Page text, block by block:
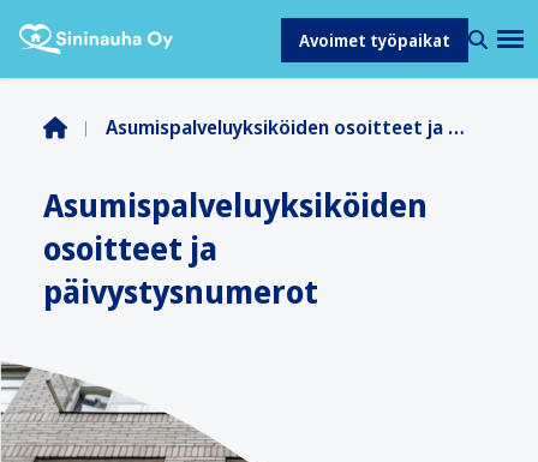
Avoimet työpaikat
Asumispalveluyksiköiden osoitteet ja päivystysnumerot
Asumispalvelu­yksiköiden
osoitteet ja
päivystysnumerot